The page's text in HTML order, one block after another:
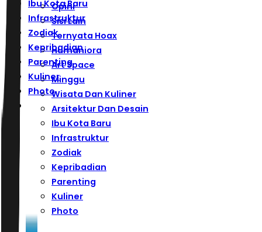
Ibu Kota Baru
Infrastruktur
Zodiak
Kepribadian
Parenting
Kuliner
Photo
Opini
Sisi Lain
Ternyata Hoax
Humaniora
Art Space
Minggu
Wisata Dan Kuliner
Arsitektur Dan Desain
Ibu Kota Baru
Infrastruktur
Zodiak
Kepribadian
Parenting
Kuliner
Photo